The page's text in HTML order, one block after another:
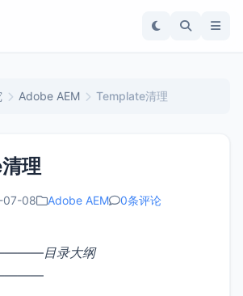
Adobe AEM Template清理
理
07-08 Adobe AEM 0条评论
目录大纲